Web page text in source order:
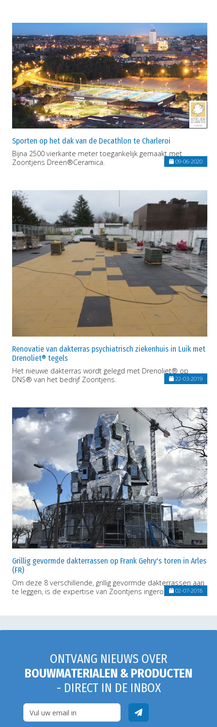
Sporten op het dak van de Decathlon te Charleroi
Bijna 2500 vierkante meter toegankelijk gemaakt met
Zoontjens Dreen®Ceramica.
09-06-2020
Renovatie van dakterras psychiatrisch ziekenhuis in Luik met
Drenoliet® tegels
Het nieuwe dakterras wordt gelegd met Drenoliet® op
DNS® van het bedrijf Zoontjens.
22-03-2019
Grillig gevormde dakterrassen op Frank Gehry's toren in Arles
(FR)
Om deze 8 verschillende, grillig gevormde dakterrassen aan
te leggen, is de expertise van Zoontjens ingeroepen.02-07-2018
ONTVANG NIEUWS OVER
BOUWMATERIALEN & PRODUCTEN
- DIRECT IN DE INBOX